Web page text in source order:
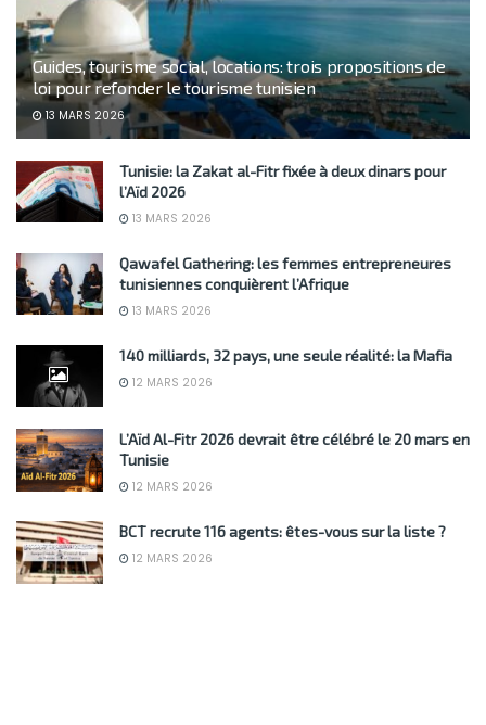
Guides, tourisme social, locations: trois propositions de
loi pour refonder le tourisme tunisien
13 MARS 2026
Tunisie: la Zakat al-Fitr fixée à deux dinars pour
l’Aïd 2026
13 MARS 2026
Qawafel Gathering: les femmes entrepreneures
tunisiennes conquièrent l’Afrique
13 MARS 2026
140 milliards, 32 pays, une seule réalité: la Mafia
12 MARS 2026
L’Aïd Al-Fitr 2026 devrait être célébré le 20 mars en
Tunisie
12 MARS 2026
BCT recrute 116 agents: êtes-vous sur la liste ?
12 MARS 2026